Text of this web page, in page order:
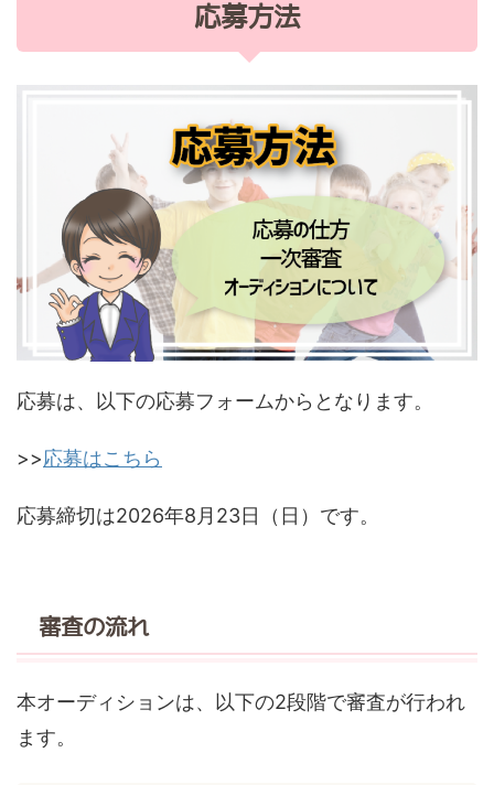
応募方法
応募は、以下の応募フォームからとなります。
>>応募はこちら
応募締切は2026年8月23日（日）です。
審査の流れ
本オーディションは、以下の2段階で審査が行われ
ます。